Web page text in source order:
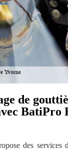
de
BatiPro
des services